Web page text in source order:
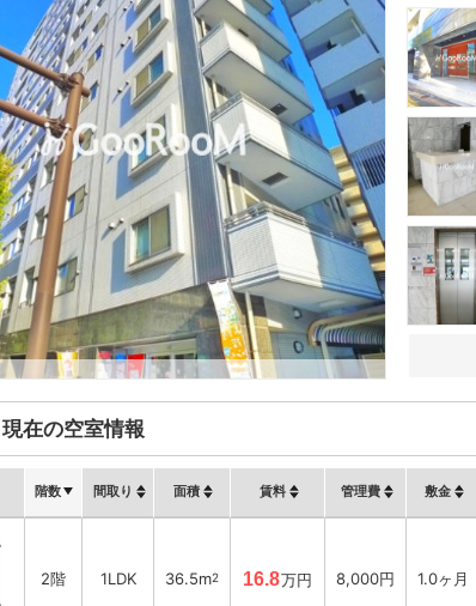
現在の空室情報
階数 間取り 面積 賃料 管理費 敷金
2階 1LDK 36.5m2 16.8万円 8,000円 1.0ヶ月